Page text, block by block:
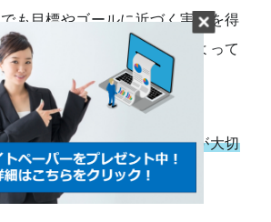
も目標やゴールに近づく実感を得
ウド・プログレス効果』によって
ンが高まります。
成感」「日々の積み重ね」が大切